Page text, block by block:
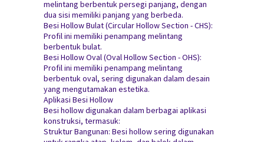
melintang berbentuk persegi panjang, dengan
dua sisi memiliki panjang yang berbeda.
Besi Hollow Bulat (Circular Hollow Section - CHS):
Profil ini memiliki penampang melintang
berbentuk bulat.
Besi Hollow Oval (Oval Hollow Section - OHS):
Profil ini memiliki penampang melintang
berbentuk oval, sering digunakan dalam desain
yang mengutamakan estetika.
Aplikasi Besi Hollow
Besi hollow digunakan dalam berbagai aplikasi
konstruksi, termasuk:
Struktur Bangunan: Besi hollow sering digunakan